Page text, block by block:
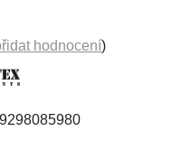
hodnocení)